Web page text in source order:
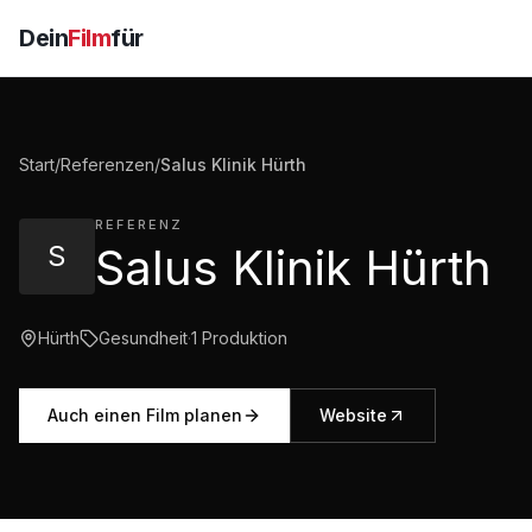
DeinFilmfür
Start/Referenzen/Salus Klinik Hürth
S
REFERENZ
Salus Klinik Hürth
Hürth Gesundheit·1 Produktion
Auch einen Film planen Website